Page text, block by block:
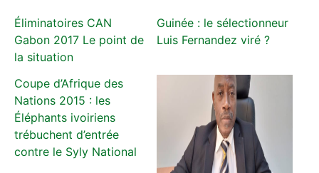
Éliminatoires CAN
Gabon 2017 Le point de
la situation
Guinée : le sélectionneur
Luis Fernandez viré ?
Coupe d’Afrique des
Nations 2015 : les
Éléphants ivoiriens
trébuchent d’entrée
contre le Syly National